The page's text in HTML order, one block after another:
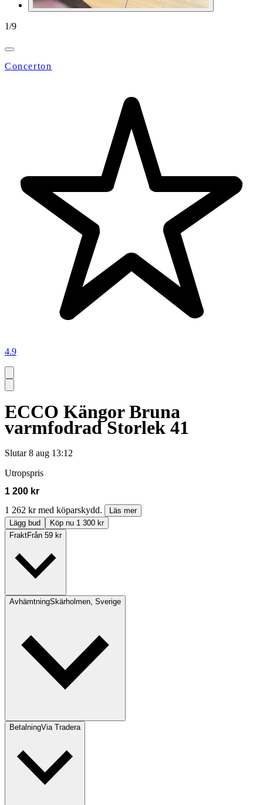
1/9
Concerton
4.9
ECCO Kängor Bruna
varmfodrad Storlek 41
Slutar 8 aug 13:12
Utropspris
1 200 kr
1 262 kr med köparskydd.
Läs mer
Lägg bud
Köp nu 1 300 kr
FraktFrån 59 kr
AvhämtningSkärholmen, Sverige
BetalningVia Tradera